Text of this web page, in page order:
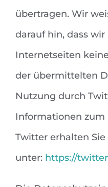
übertragen. Wir
darauf hin, dass
Internetseiten
der übermittelten
Nutzung durch
Informationen
Twitter erhalten Sie
unter: https://